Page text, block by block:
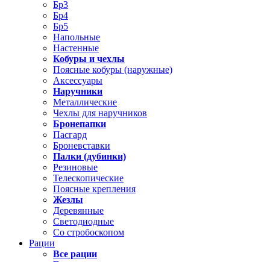
Бр3
Бр4
Бр5
Напольные
Настенные
Кобуры и чехлы
Поясные кобуры (наружные)
Аксессуары
Наручники
Металлические
Чехлы для наручников
Бронепапки
Пасгард
Броневставки
Палки (дубинки)
Резиновые
Телескопические
Поясные крепления
Жезлы
Деревянные
Светодиодные
Со стробоскопом
Рации
Все рации